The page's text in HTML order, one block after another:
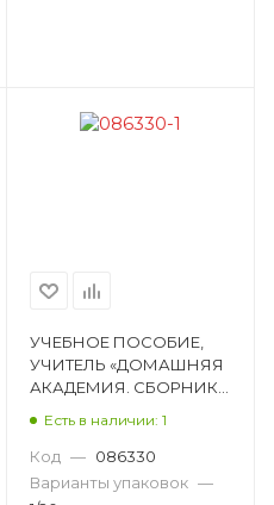
УЧЕБНОЕ ПОСОБИЕ,
УЧИТЕЛЬ «ДОМАШНЯЯ
АКАДЕМИЯ. СБОРНИК
5 ЛЕТ», ИЩУК Е. 6269
Есть в наличии: 1
Код — 086330
Варианты упаковок —